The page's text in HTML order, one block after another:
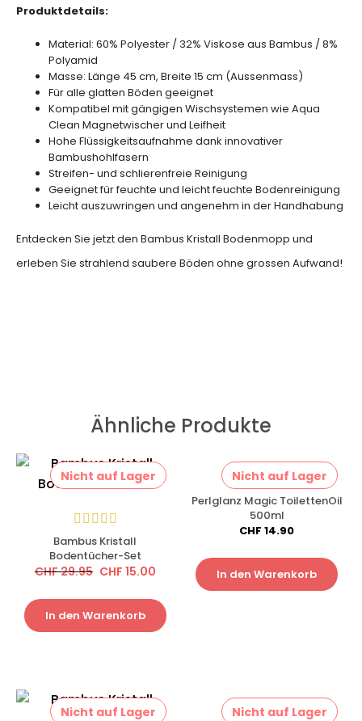
Produktdetails:
Material: 60% Polyester / 32% Viskose aus Bambus / 8%
Polyamid
Masse: Länge 45 cm, Breite 15 cm (Aussenmass)
Für alle glatten Böden geeignet
Kompatibel mit gängigen Wischsystemen wie Aqua
Clean Magnetwischer und Leifheit
Hohe Flüssigkeitsaufnahme dank innovativer
Bambushohlfasern
Streifen- und schlierenfreie Reinigung
Geeignet für feuchte und leicht feuchte Bodenreinigung
Leicht auszuwringen und angenehm in der Handhabung
Entdecken Sie jetzt den Bambus Kristall Bodenmopp und
erleben Sie strahlend saubere Böden ohne grossen Aufwand!
Ähnliche Produkte
Nicht auf Lager
Bambus Kristall
Bodentücher-Set
CHF29.95 CHF 15.00
In den Warenkorb
Nicht auf Lager
Perlglanz Magic ToilettenOil
500ml
CHF 14.90
In den Warenkorb
Nicht auf Lager Nicht auf Lager